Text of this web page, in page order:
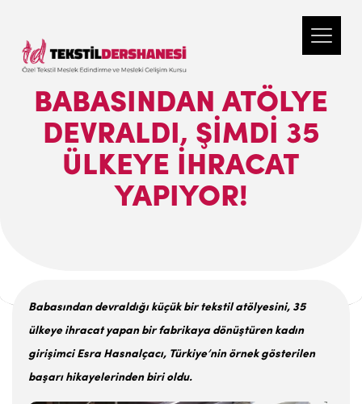
BABASINDAN ATÖLYE
DEVRALDI, ŞIMDI 35
ÜLKEYE IHRACAT
YAPIYOR!
Babasından devraldığı küçük bir tekstil atölyesini, 35
ülkeye ihracat yapan bir fabrikaya dönüştüren kadın
girişimci Esra Hasnalçacı, Türkiye’nin örnek gösterilen
başarı hikayelerinden biri oldu.